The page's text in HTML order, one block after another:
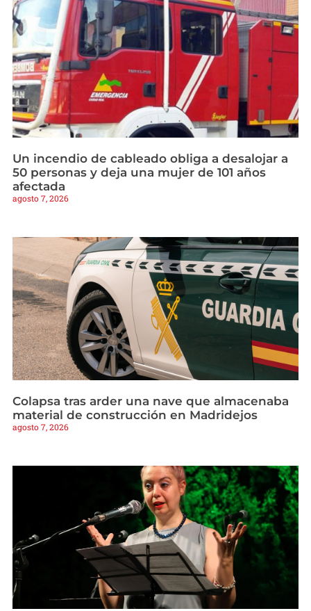
Un incendio de cableado obliga a desalojar a
50 personas y deja una mujer de 101 años
afectada
agosto 7, 2026
Colapsa tras arder una nave que almacenaba
material de construcción en Madridejos
agosto 7, 2026